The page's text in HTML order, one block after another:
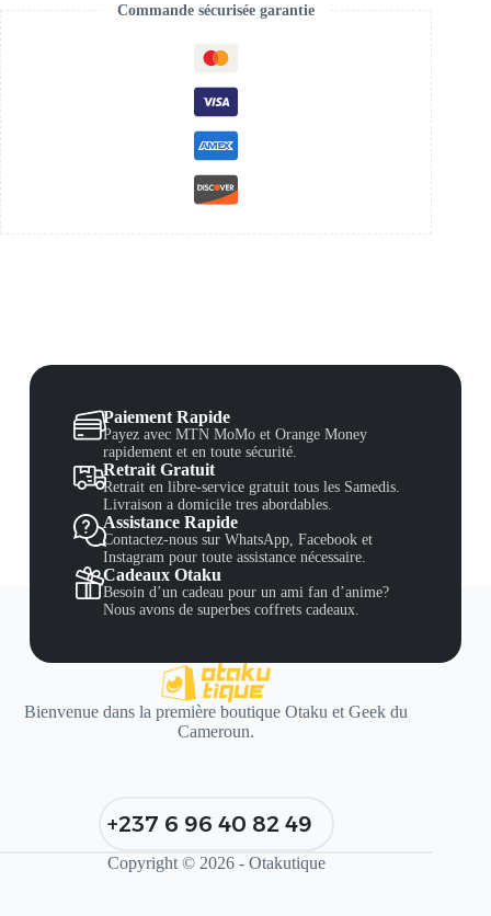
Commande sécurisée garantie
Paiement Rapide
Payez avec MTN MoMo et Orange Money
rapidement et en toute sécurité.
Retrait Gratuit
Retrait en libre-service gratuit tous les Samedis.
Livraison a domicile tres abordables.
Assistance Rapide
Contactez-nous sur WhatsApp, Facebook et
Instagram pour toute assistance nécessaire.
Cadeaux Otaku
Besoin d’un cadeau pour un ami fan d’anime?
Nous avons de superbes coffrets cadeaux.
Bienvenue dans la première boutique Otaku et Geek du
Cameroun.
+237 6 96 40 82 49
Copyright © 2026 - Otakutique